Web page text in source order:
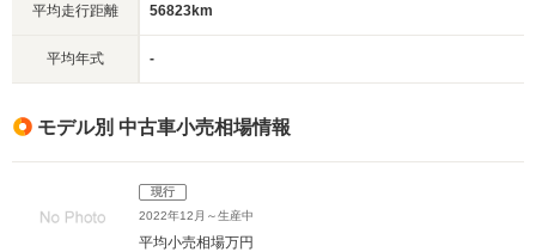
平均走行距離 56823km
平均年式 -
モデル別 中古車小売相場情報
現行
2022年12月～生産中
平均小売相場万円